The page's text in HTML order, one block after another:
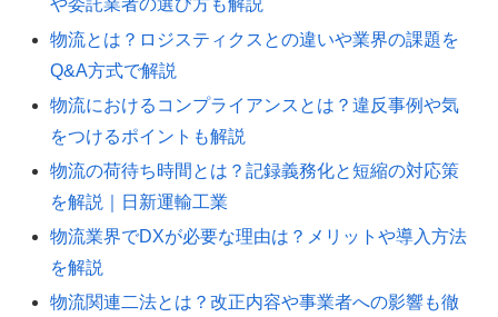
や委託業者の選び方も解説
物流とは？ロジスティクスとの違いや業界の課題を
Q&A方式で解説
物流におけるコンプライアンスとは？違反事例や気
をつけるポイントも解説
物流の荷待ち時間とは？記録義務化と短縮の対応策
を解説｜日新運輸工業
物流業界でDXが必要な理由は？メリットや導入方法
を解説
物流関連二法とは？改正内容や事業者への影響も徹